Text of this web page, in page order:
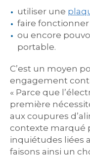
utiliser une
faire
ou encore
portable.
C’est un moyen
engagement
« Parce que
première
aux coupures
contexte marqué
inquiétudes liées
faisons ainsi un